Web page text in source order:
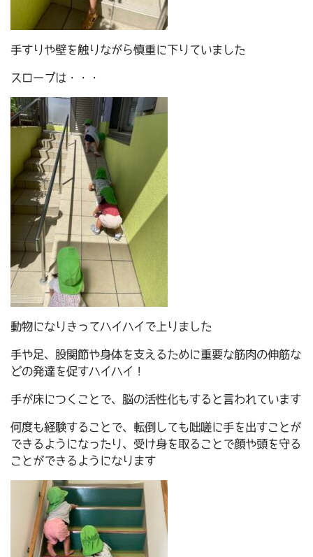
手すりや壁を触りながら慎重に下りていました
スロープは・・・
動物になりきってハイハイで上りました
手や足、股関節や身体を支えるために重要な筋肉の伸筋な
どの発達を促すハイハイ！
手が床につくことで、脳の活性化もすると言われています
何度も経験することで、転倒しても咄嗟に手を出すことが
できるようになったり、受け身を取ることで顔や頭を守る
ことができるようになります